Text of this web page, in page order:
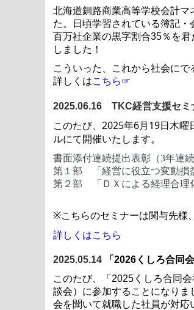
北海道釧路商業高等学校会計
た。日頃学習されている簿記
百万社企業の黒字割合35％を
しました！
こういった、これから社会にで
詳しくはこちら☞
2025.06.16 TKC経営支援セミ
このたび、2025年6月19日木曜
ルにて開催いたします。
書面添付連続提出表彰（3年連
第１部 「経営に役立つ変動損
第２部 「ＤＸによる経理合理
※こちらのセミナーは関与先様
詳しくはこちら
2025.05.14 「2026くしろ合同
このたび、「2025 くしろ合同
談会）に参加することになり
会を聞いて就職した社員が対応